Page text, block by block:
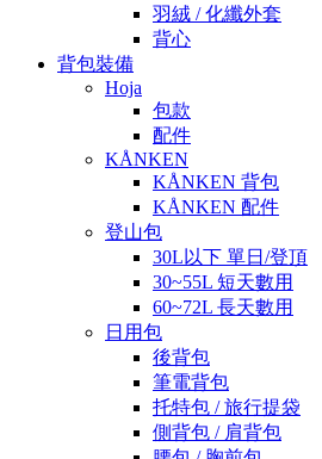
羽絨 / 化纖外套
背心
背包裝備
Hoja
包款
配件
KÅNKEN
KÅNKEN 背包
KÅNKEN 配件
登山包
30L以下 單日/登頂
30~55L 短天數用
60~72L 長天數用
日用包
後背包
筆電背包
托特包 / 旅行提袋
側背包 / 肩背包